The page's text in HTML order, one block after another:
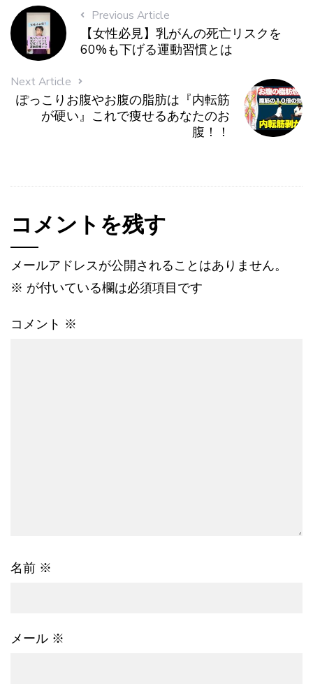
Previous Article
【女性必見】乳がんの死亡リスクを
60%も下げる運動習慣とは
Next Article
ぽっこりお腹やお腹の脂肪は『内転筋
が硬い』これで痩せるあなたのお
腹！！
コメントを残す
メールアドレスが公開されることはありません。
※ が付いている欄は必須項目です
コメント ※
名前 ※
メール ※